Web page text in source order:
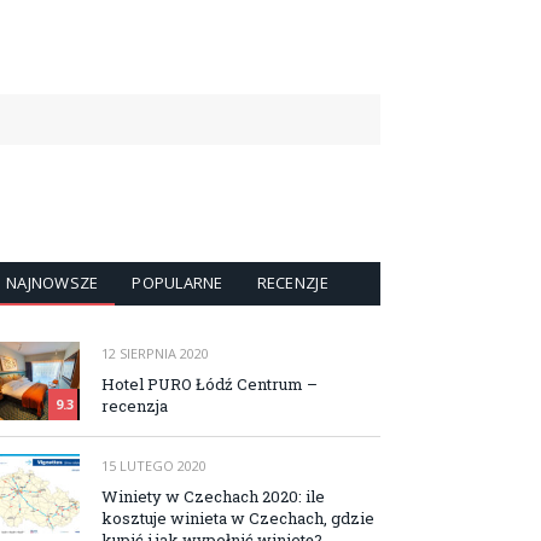
NAJNOWSZE POPULARNE RECENZJE
9.3
12 SIERPNIA 2020
Hotel PURO Łódź Centrum –
recenzja
15 LUTEGO 2020
Winiety w Czechach 2020: ile
kosztuje winieta w Czechach, gdzie